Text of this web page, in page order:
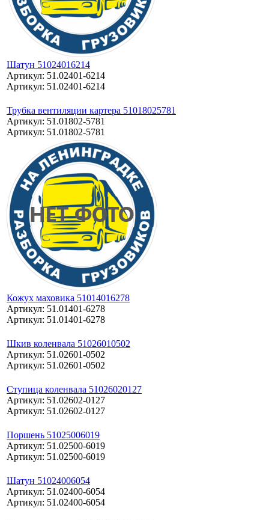
Шатун 51024016214
Артикул: 51.02401-6214
Артикул: 51.02401-6214
Трубка вентиляции картера 51018025781
Артикул: 51.01802-5781
Артикул: 51.01802-5781
Кожух маховика 51014016278
Артикул: 51.01401-6278
Артикул: 51.01401-6278
Шкив коленвала 51026010502
Артикул: 51.02601-0502
Артикул: 51.02601-0502
Ступица коленвала 51026020127
Артикул: 51.02602-0127
Артикул: 51.02602-0127
Поршень 51025006019
Артикул: 51.02500-6019
Артикул: 51.02500-6019
Шатун 51024006054
Артикул: 51.02400-6054
Артикул: 51.02400-6054